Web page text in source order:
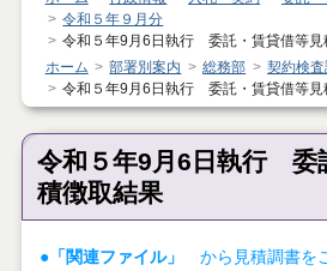
令和５年９月分
令和５年9月6日執行 委託・賃貸借等見
ホーム
部署別案内 総務部
契約検
令和５年9月6日執行 委託・賃貸借等見
令和５年9月6日執行 委
積徴取結果
●「関連ファイル」 から見積調書を